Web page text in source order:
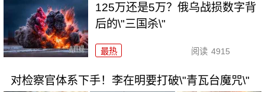
125万还是5万？俄乌战损数字背
后的\"三国杀\"
最热 阅读 4915
对检察官体系下手！李在明要打破\"青瓦台魔咒\"